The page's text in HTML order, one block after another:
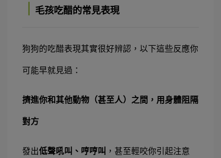
毛孩吃醋的常見表現
狗狗的吃醋表現其實很好辨認，以下這些反應你
可能早就見過：
擠進你和其他動物（甚至人）之間，用身體阻隔
對方
發出低聲吼叫、哼哼叫 ，甚至輕咬你引起注意